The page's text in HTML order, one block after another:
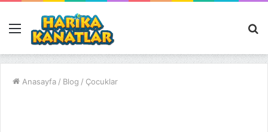
Menü
...
Anasayfa / Blog / Çocuklar